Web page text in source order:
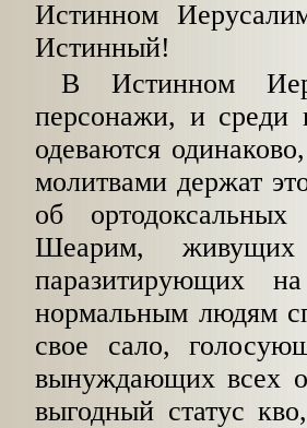
Истинном
Истинный!
В Истинном
персонажи, и среди
одеваются
молитвами держат
об
Шеарим,
паразитирующих
нормальным людям
свое сало,
вынуждающих всех
выгодный статус